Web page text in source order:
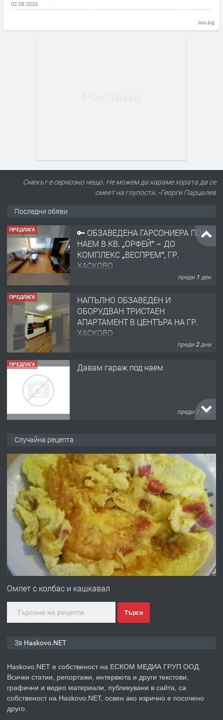
02.08.2026
ivo.bg
Смехът е сериозно нещо. Не можем да караме хората да се
смеят на глупости. -Георги Парцалев
Последни обяви
ПРЕДЛАГА
🔑 ОБЗАВЕДЕНА ГАРСОНИЕРА ПОД
НАЕМ В КВ. „ОРФЕЙ“ – ДО
КОМПЛЕКС „ВЕСПРЕМ“, ГР.
ХАСКОВО
преди 1 ден
ПРЕДЛАГА
НАПЪЛНО ОБЗАВЕДЕН И
ОБОРУДВАН ТРИСТАЕН
АПАРТАМЕНТ В ЦЕНТЪРА НА ГР.
ХАСКОВО
преди 2 дни
ПРЕДЛАГА Давам гараж под наем
преди 2 дни
до градската градина!
преди 2 дни
ПРЕДЛАГА
ПРОСТОРЕН ТРИСТАЕН
АПАРТАМЕНТ В НОВА СГРАДА КВ.
КУБА
преди 3 дни
ПРЕДЛАГА
Продавам парцел в гр. Хасково кв.
асфалт 0889 537 426
преди 3 дни
ПРЕДЛАГА
№4119 Едностаен обзаведен
Случайна рецепта
Омлет с колбас и кашкавал
Търси
За Haskovo.NET
Haskovo.NET е собственост на ЕСКОМ МЕДИА ГРУП ООД.
Всички статии, репортажи, интервюта и други текстови,
графични и видео материали, публикувани в сайта, са
собственост на Haskovo.NET, освен ако изрично е посочено
друго.